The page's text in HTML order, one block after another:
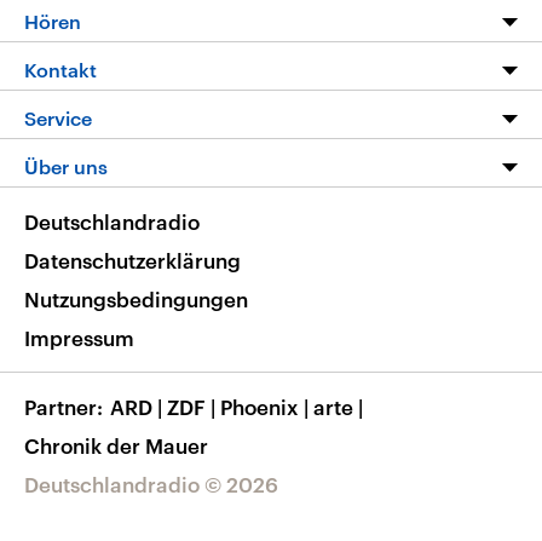
Programm
Die Nachrichten
Nachrichtenleicht
Neue Beiträge auf dlf.de
Hören
Livestream
Podcasts
Deutschlandfunk App
Nachrichten App
Frequenzen
Kontakt
Hörerservice
Service
FAQ
Veranstaltungen
Musikliste
RSS
Über uns
Barrierefreiheit
Deutschlandradio © 2026
Deutschlandradio
Datenschutzerklärung
Nutzungsbedingungen
Impressum
Partner ARD | ZDF | Phoenix | arte |
Chronik der Mauer